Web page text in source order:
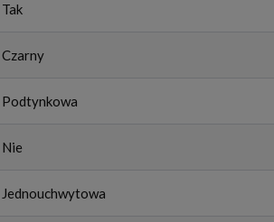
Tak
Czarny
Podtynkowa
Nie
Jednouchwytowa